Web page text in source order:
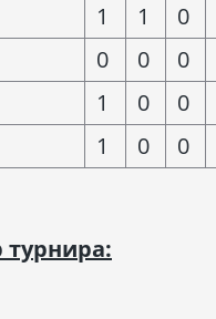
1 1 0
0 0 0
1 0 0
1 0 0
турнира: